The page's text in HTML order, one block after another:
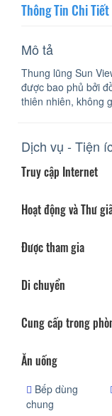
Thông Tin Chi
Mô tả
Thung lũng Sun
được bao phủ bởi
thiên nhiên, không
Dịch vụ - Tiện
Truy cập Internet
Hoạt động và Thư
Được tham gia
Di chuyển
Cung cấp trong
Ăn uống
Bếp dùng
chung